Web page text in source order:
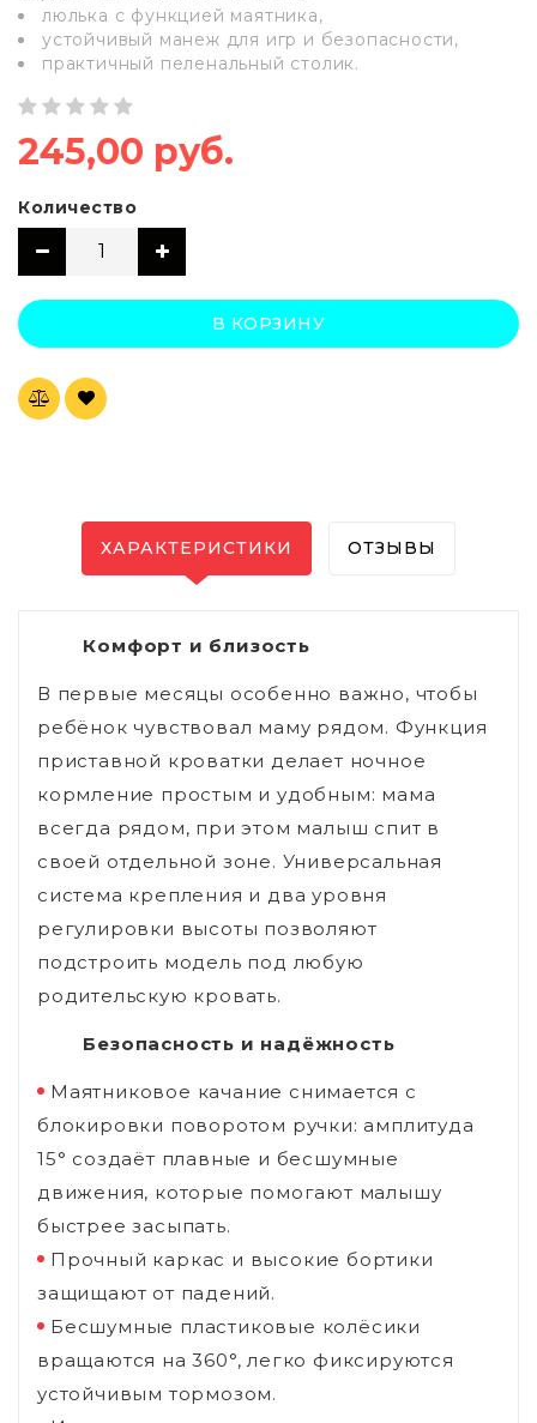
люлька с функцией маятника,
устойчивый манеж для игр и безопасности,
практичный пеленальный столик.
245,00 руб.
Количество
В КОРЗИНУ
ХАРАКТЕРИСТИКИ ОТЗЫВЫ
Комфорт и близость
В первые месяцы особенно важно, чтобы
ребёнок чувствовал маму рядом. Функция
приставной кроватки делает ночное
кормление простым и удобным: мама
всегда рядом, при этом малыш спит в
своей отдельной зоне. Универсальная
система крепления и два уровня
регулировки высоты позволяют
подстроить модель под любую
родительскую кровать.
Безопасность и надёжность
Маятниковое качание снимается с
блокировки поворотом ручки: амплитуда
15° создаёт плавные и бесшумные
движения, которые помогают малышу
быстрее засыпать.
Прочный каркас и высокие бортики
защищают от падений.
Бесшумные пластиковые колёсики
вращаются на 360°, легко фиксируются
устойчивым тормозом.